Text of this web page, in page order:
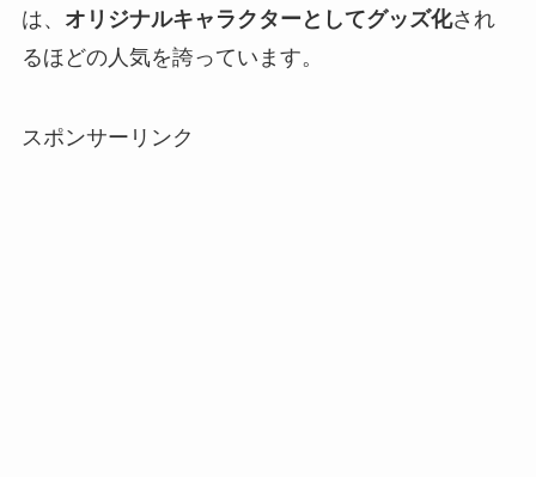
は、 オリジナルキャラクターとしてグッズ化され
るほどの人気を誇っています。
スポンサーリンク